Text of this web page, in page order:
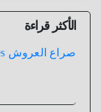
الأكثر قراءة
صراع العروش Game Of Thrones